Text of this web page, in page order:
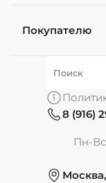
Покупателю
О нас
Обмен и
8 (916)
Пн-